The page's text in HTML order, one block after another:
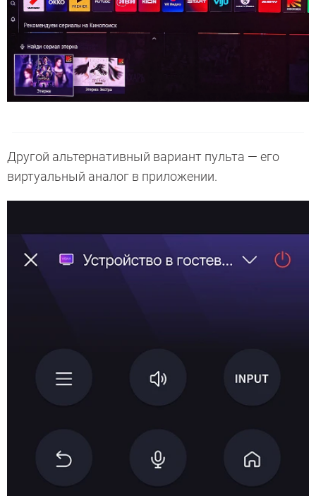
Другой альтернативный вариант пульта — его
виртуальный аналог в приложении.